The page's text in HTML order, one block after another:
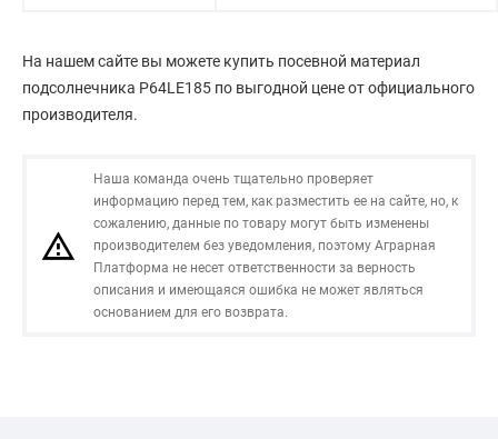
На нашем сайте вы можете купить посевной материал
подсолнечника P64LE185 по выгодной цене от официального
производителя.
Наша команда очень тщательно проверяет
информацию перед тем, как разместить ее на сайте, но, к
сожалению, данные по товару могут быть изменены
производителем без уведомления, поэтому Аграрная
Платформа не несет ответственности за верность
описания и имеющаяся ошибка не может являться
основанием для его возврата.